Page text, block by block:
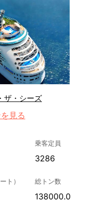
ザ・シーズ
見る
乗客定員
3286
ト） 総トン数
138000.0